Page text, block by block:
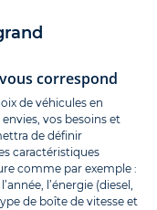
correspond
de véhicules en
vos besoins et
de définir
caractéristiques
comme par exemple :
l’énergie (diesel,
de boîte de vitesse et